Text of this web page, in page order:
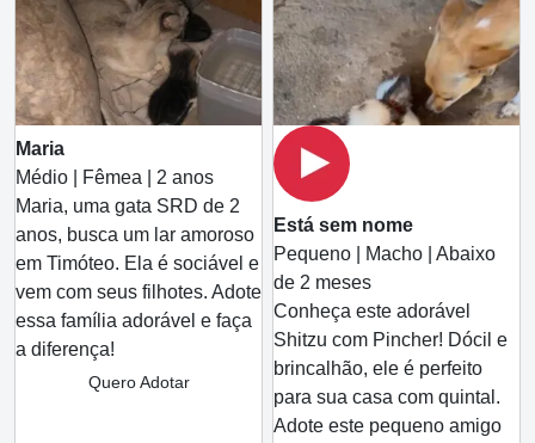
Maria
Médio | Fêmea | 2 anos
Maria, uma gata SRD de 2
anos, busca um lar amoroso
em Timóteo. Ela é sociável e
vem com seus filhotes. Adote
essa família adorável e faça
a diferença!
Quero Adotar
Está sem nome
Pequeno | Macho | Abaixo
de 2 meses
Conheça este adorável
Shitzu com Pincher! Dócil e
brincalhão, ele é perfeito
para sua casa com quintal.
Adote este pequeno amigo